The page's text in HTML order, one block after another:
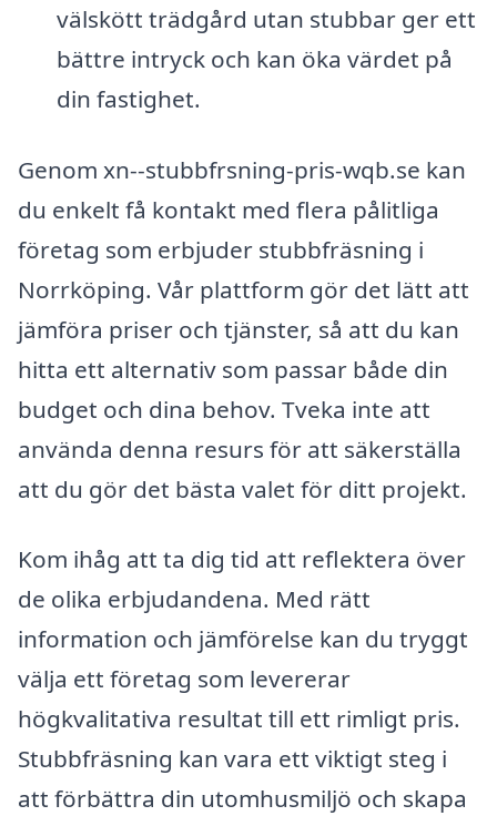
välskött trädgård utan stubbar ger ett
bättre intryck och kan öka värdet på
din fastighet.
Genom xn--stubbfrsning-pris-wqb.se kan
du enkelt få kontakt med flera pålitliga
företag som erbjuder stubbfräsning i
Norrköping. Vår plattform gör det lätt att
jämföra priser och tjänster, så att du kan
hitta ett alternativ som passar både din
budget och dina behov. Tveka inte att
använda denna resurs för att säkerställa
att du gör det bästa valet för ditt projekt.
Kom ihåg att ta dig tid att reflektera över
de olika erbjudandena. Med rätt
information och jämförelse kan du tryggt
välja ett företag som levererar
högkvalitativa resultat till ett rimligt pris.
Stubbfräsning kan vara ett viktigt steg i
att förbättra din utomhusmiljö och skapa